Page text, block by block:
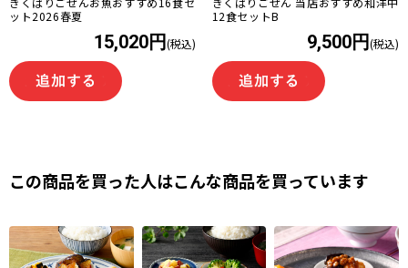
ット2026春夏
15,020円(税込)
12食セットB
9,500円(税込)
この商品を買った人はこんな商品を買っています